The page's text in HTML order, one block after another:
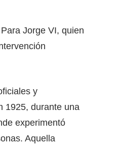
Jorge VI, quien
y
1925, durante una
experimentó
Aquella